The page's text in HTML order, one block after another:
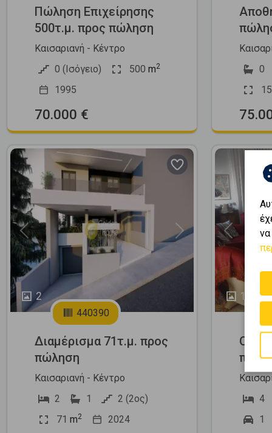
Πώληση Επιχείρησης
500τ.μ. προς πώληση
Καισαριανή - Κέντρο
0 (Ισόγειο)
500 m2
1995
70.000 €
0
2
Previous Next
440390
Διαμέρισμα 71τ.μ. προς
πώληση
Καισαριανή - Κέντρο
2
1
2 (2ος)
71 m2 2024
14
Previous
προς
4
1